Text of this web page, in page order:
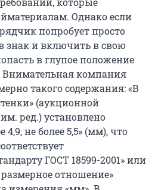
Однако если
попробует просто
знак и включить в свою
в глупое положение
Внимательная компания
такого содержания: «В
(аукционной
ред.) установлено
4,9, не более 5,5» (мм), что
ГОСТ 18599-2001» или
отношение»